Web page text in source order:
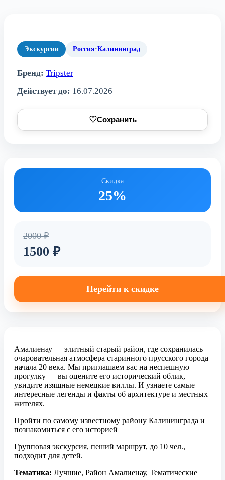
Экскурсии Россия·Калининград
Бренд: Tripster
Действует до: 16.07.2026
♡Сохранить
Скидка
25%
2000 ₽
1500 ₽
Перейти к скидке
Амалиенау — элитный старый район, где сохранилась
очаровательная атмосфера старинного прусского города
начала 20 века. Мы приглашаем вас на неспешную
прогулку — вы оцените его исторический облик,
увидите изящные немецкие виллы. И узнаете самые
интересные легенды и факты об архитектуре и местных
жителях.
Пройти по самому известному району Калининграда и
познакомиться с его историей
Групповая экскурсия, пеший маршрут, до 10 чел.,
подходит для детей.
Тематика: Лучшие, Район Амалиенау, Тематические